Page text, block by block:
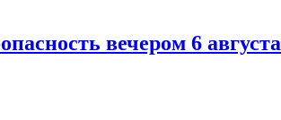
вечером 6 августа